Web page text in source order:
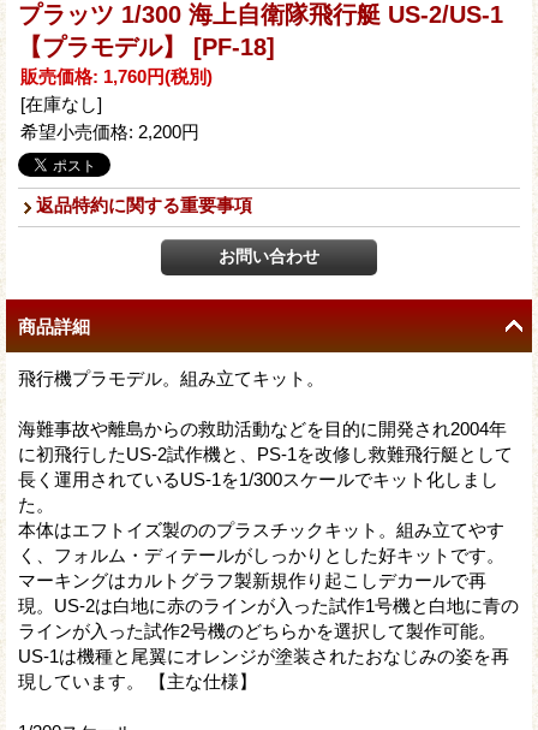
プラッツ 1/300 海上自衛隊飛行艇 US-2/US-1
【プラモデル】
[PF-18]
販売価格: 1,760円(税別)
[在庫なし]
希望小売価格: 2,200円
返品特約に関する重要事項
商品詳細
飛行機プラモデル。組み立てキット。
海難事故や離島からの救助活動などを目的に開発され2004年
に初飛行したUS-2試作機と、PS-1を改修し救難飛行艇として
長く運用されているUS-1を1/300スケールでキット化しまし
た。
本体はエフトイズ製ののプラスチックキット。組み立てやす
く、フォルム・ディテールがしっかりとした好キットです。
マーキングはカルトグラフ製新規作り起こしデカールで再
現。US-2は白地に赤のラインが入った試作1号機と白地に青の
ラインが入った試作2号機のどちらかを選択して製作可能。
US-1は機種と尾翼にオレンジが塗装されたおなじみの姿を再
現しています。 【主な仕様】